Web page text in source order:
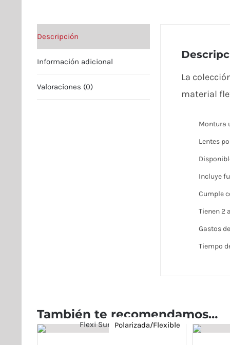
Descripción
Información adicional
Valoraciones (0)
La
material
Montura
Lentes
Incluye
Cumple
Tienen 2
Gastos
Tiempo
También te recomendamos…
Polarizada/Flexible